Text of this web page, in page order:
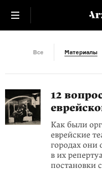
Все Материалы
12
Как были
еврейские
городах они
в их
постановки